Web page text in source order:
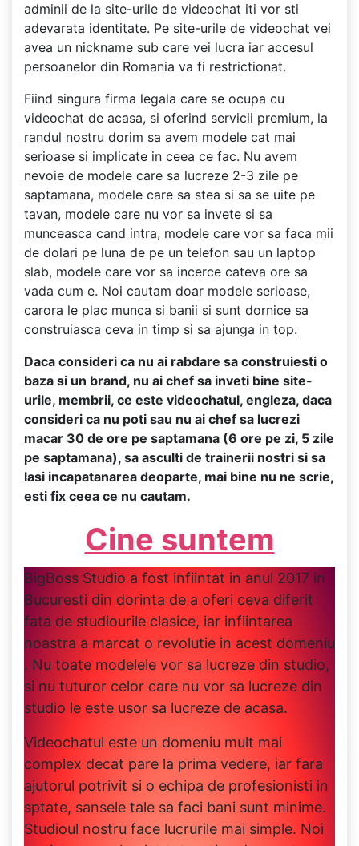
adminii de la site-urile de videochat iti vor sti
adevarata identitate. Pe site-urile de videochat vei
avea un nickname sub care vei lucra iar accesul
persoanelor din Romania va fi restrictionat.
Fiind singura firma legala care se ocupa cu
videochat de acasa, si oferind servicii premium, la
randul nostru dorim sa avem modele cat mai
serioase si implicate in ceea ce fac. Nu avem
nevoie de modele care sa lucreze 2-3 zile pe
saptamana, modele care sa stea si sa se uite pe
tavan, modele care nu vor sa invete si sa
munceasca cand intra, modele care vor sa faca mii
de dolari pe luna de pe un telefon sau un laptop
slab, modele care vor sa incerce cateva ore sa
vada cum e. Noi cautam doar modele serioase,
carora le plac munca si banii si sunt dornice sa
construiasca ceva in timp si sa ajunga in top.
Daca consideri ca nu ai rabdare sa construiesti o
baza si un brand, nu ai chef sa inveti bine site-
urile, membrii, ce este videochatul, engleza, daca
consideri ca nu poti sau nu ai chef sa lucrezi
macar 30 de ore pe saptamana (6 ore pe zi, 5 zile
pe saptamana), sa asculti de trainerii nostri si sa
lasi incapatanarea deoparte, mai bine nu ne scrie,
esti fix ceea ce nu cautam.
Cine suntem
BigBoss Studio a fost infiintat in anul 2017 in
Bucuresti din dorinta de a oferi ceva diferit
fata de studiourile clasice, iar infiintarea
noastra a marcat o revolutie in acest domeniu
. Nu toate modelele vor sa lucreze din studio,
si nu tuturor celor care nu vor sa lucreze din
studio le este usor sa lucreze de acasa.
Videochatul este un domeniu mult mai
complex decat pare la prima vedere, iar fara
ajutorul potrivit si o echipa de profesionisti in
sptate, sansele tale sa faci bani sunt minime.
Studioul nostru face lucrurile mai simple. Noi